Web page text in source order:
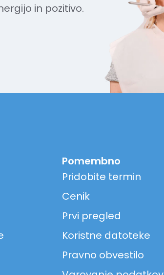
in pozitivo.
Pomembno
Pridobite termin
Cenik
Prvi pregled
Koristne datoteke
Pravno obvestilo